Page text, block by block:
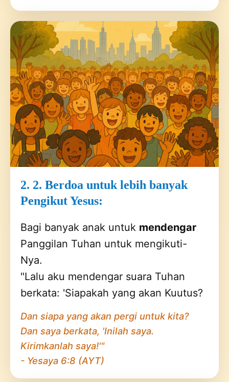
2. 2. Berdoa untuk lebih banyak
Pengikut Yesus:
Bagi banyak anak untuk mendengar
Panggilan Tuhan untuk mengikuti-
Nya.
"Lalu aku mendengar suara Tuhan
berkata: 'Siapakah yang akan Kuutus?
Dan siapa yang akan pergi untuk kita?
Dan saya berkata, 'Inilah saya.
Kirimkanlah saya!'"
- Yesaya 6:8 (AYT)